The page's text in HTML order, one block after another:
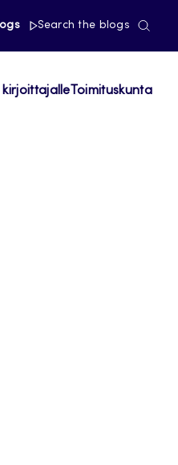
Search the blogs
Toimituskunta